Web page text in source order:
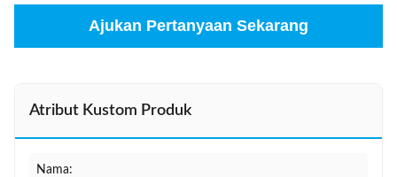
Ajukan Pertanyaan Sekarang
Atribut Kustom Produk
Nama: